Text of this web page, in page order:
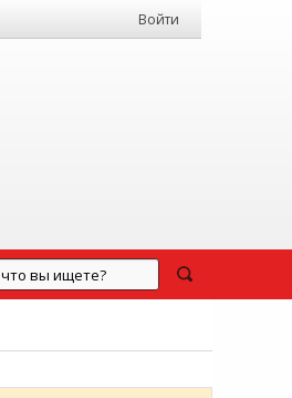
Войти